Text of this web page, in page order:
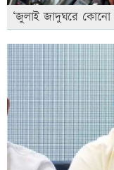
‘জুলাই জাদুঘরে কোনো